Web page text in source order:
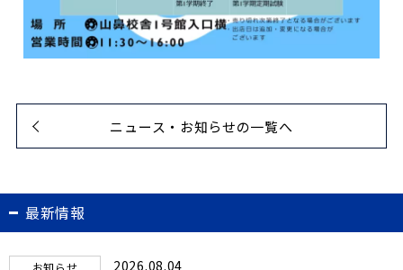
ニュース・お知らせの一覧へ
最新情報
お知らせ 2026.08.04